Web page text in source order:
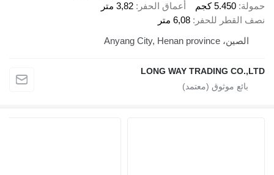
5.450 كجم
أعماق الحفر 3,82 متر
للحفر 6,08 متر
LONG WAY TRADING